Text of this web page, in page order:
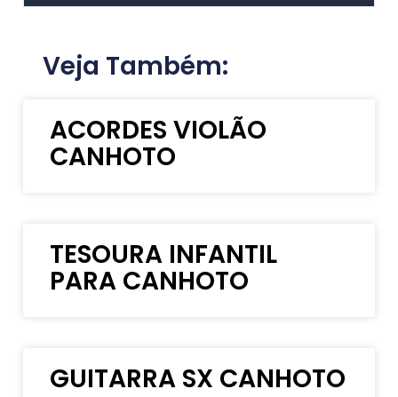
Veja Também:
ACORDES VIOLÃO
CANHOTO
TESOURA INFANTIL
PARA CANHOTO
GUITARRA SX CANHOTO